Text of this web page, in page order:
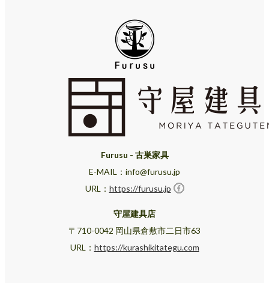
Furusu - 古巣家具
E-MAIL：info@furusu.jp
URL： https://furusu.jp
守屋建具店
〒710-0042 岡山県倉敷市二日市63
URL： https://kurashikitategu.com